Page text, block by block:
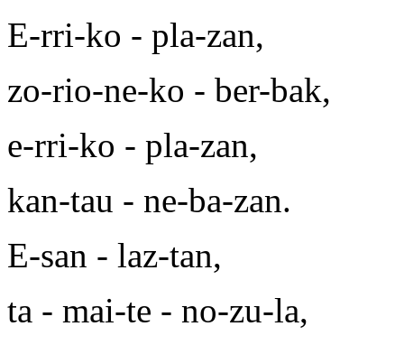
E-rri-ko - pla-zan,
zo-rio-ne-ko - ber-bak,
e-rri-ko - pla-zan,
kan-tau - ne-ba-zan.
E-san - laz-tan,
ta - mai-te - no-zu-la,